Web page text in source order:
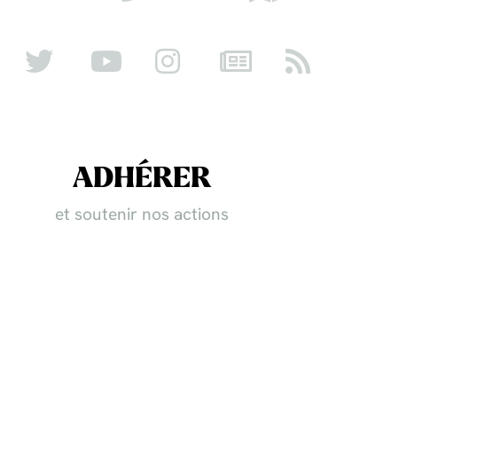
ADHÉRER
et soutenir nos actions